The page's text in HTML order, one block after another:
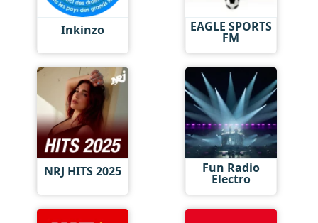
Inkinzo EAGLE SPORTS
FM
NRJ HITS 2025 Fun Radio
Electro